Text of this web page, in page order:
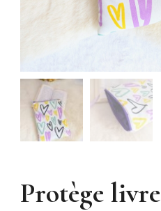
Protège livre